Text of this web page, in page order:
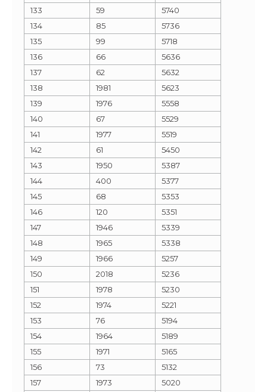
133
59
5740
134
85
5736
135
99
5718
136
66
5636
137
62
5632
138
1981
5623
139
1976
5558
140
67
5529
141
1977
5519
142
61
5450
143
1950
5387
144
400
5377
145
68
5353
146
120
5351
147
1946
5339
148
1965
5338
149
1966
5257
150
2018
5236
151
1978
5230
152
1974
5221
153
76
5194
154
1964
5189
155
1971
5165
156
73
5132
157
1973
5020